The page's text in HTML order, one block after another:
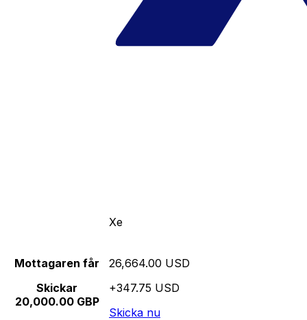
Xe
Mottagaren får
Skickar
20,000.00 GBP
26,664.00 USD
+347.75 USD
Skicka nu